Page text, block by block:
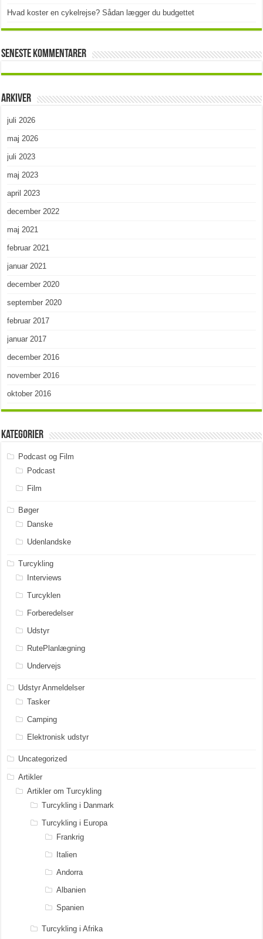
Hvad koster en cykelrejse? Sådan lægger du budgettet
Seneste kommentarer
Arkiver
juli 2026
maj 2026
juli 2023
maj 2023
april 2023
december 2022
maj 2021
februar 2021
januar 2021
december 2020
september 2020
februar 2017
januar 2017
december 2016
november 2016
oktober 2016
Kategorier
Podcast og Film
Podcast
Film
Bøger
Danske
Udenlandske
Turcykling
Interviews
Turcyklen
Forberedelser
Udstyr
RutePlanlægning
Undervejs
Udstyr Anmeldelser
Tasker
Camping
Elektronisk udstyr
Uncategorized
Artikler
Artikler om Turcykling
Turcykling i Danmark
Turcykling i Europa
Frankrig
Italien
Andorra
Albanien
Spanien
Turcykling i Afrika